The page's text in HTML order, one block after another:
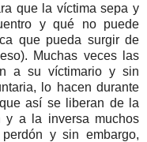
que la víctima sepa y
y qué no puede
que pueda surgir de
Muchas veces las
a su víctimario y sin
lo hacen durante
así se liberan de la
y a la inversa muchos
y sin embargo,